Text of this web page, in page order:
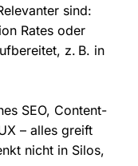
sind:
Rates oder
z. B. in
SEO, Content-
– alles greift
nicht in Silos,